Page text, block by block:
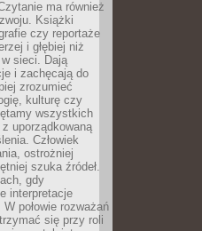
ma również
Książki
czy reportaże
i głębiej niż
w sieci. Dają
i zachęcają do
zrozumieć
kulturę czy
wszystkich
uporządkowaną
Człowiek
ostrożniej
szuka źródeł.
gdy
interpretacje
połowie rozważań
się przy roli